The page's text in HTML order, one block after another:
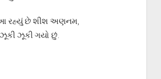
આ રહ્યું છે શીશ અણનમ,
ઝૂકી ઝૂકી ગયો છું.